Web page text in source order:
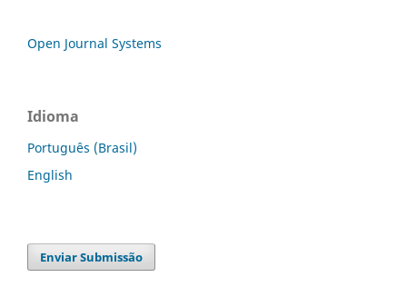
Open Journal Systems
Idioma
Português (Brasil)
English
Enviar Submissão